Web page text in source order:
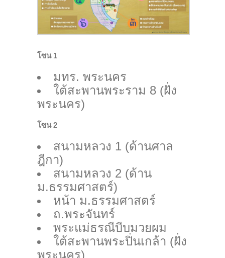
โซน 1
มทร. พระนคร
ใต้สะพานพระราม 8 (ฝั่ง
พระนคร)
โซน 2
สนามหลวง 1 (ด้านศาล
ฎีกา)
สนามหลวง 2 (ด้าน
ม.ธรรมศาสตร์)
หน้า ม.ธรรมศาสตร์
ถ.พระจันทร์
พระแม่ธรณีบีบมวยผม
ใต้สะพานพระปิ่นเกล้า (ฝั่ง
พระนคร)